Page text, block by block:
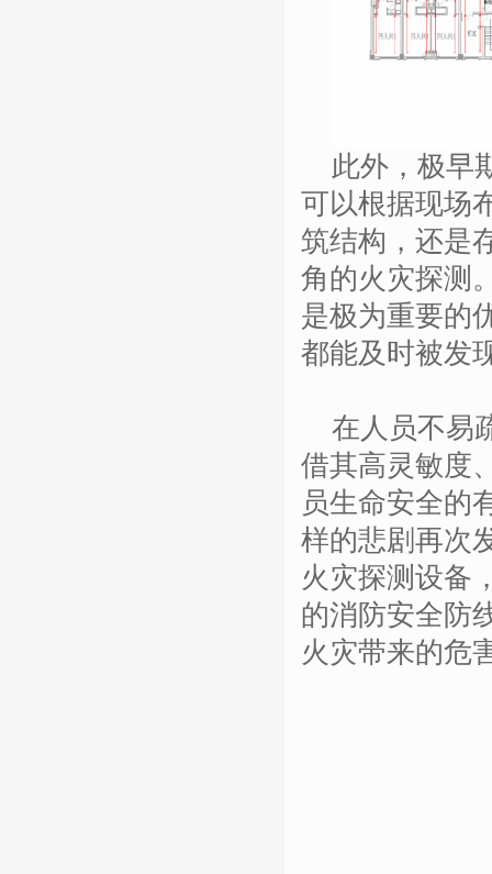
此外，极早
可以根据现场
筑结构，还是
角的火灾探测
是极为重要的
都能及时被发
在人员不易
借其高灵敏度
员生命安全的
样的悲剧再次
火灾探测设备
的消防安全防
火灾带来的危